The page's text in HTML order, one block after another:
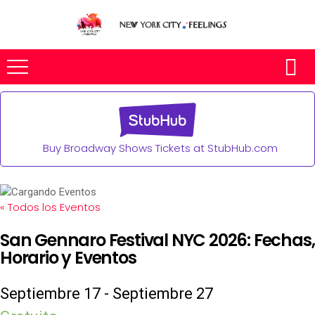
Buy Broadway Shows Tickets at StubHub.com
« Todos los Eventos
San Gennaro Festival NYC 2026: Fechas,
Horario y Eventos
Septiembre 17 - Septiembre 27